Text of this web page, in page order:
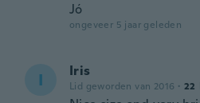
Jó
ongeveer 5 jaar geleden
I Iris
Lid geworden van 2016 · 22